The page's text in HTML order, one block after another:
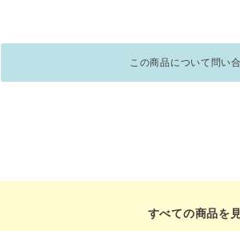
この商品について問い
すべての商品を